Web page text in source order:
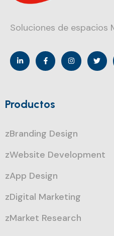
Soluciones de espacios
Productos
zBranding Design
zWebsite Development
zApp Design
zDigital Marketing
zMarket Research